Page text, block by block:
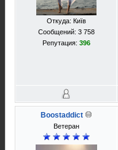
Откуда: Київ
Сообщений: 3 758
Репутация: 396
Boostaddict
Ветеран